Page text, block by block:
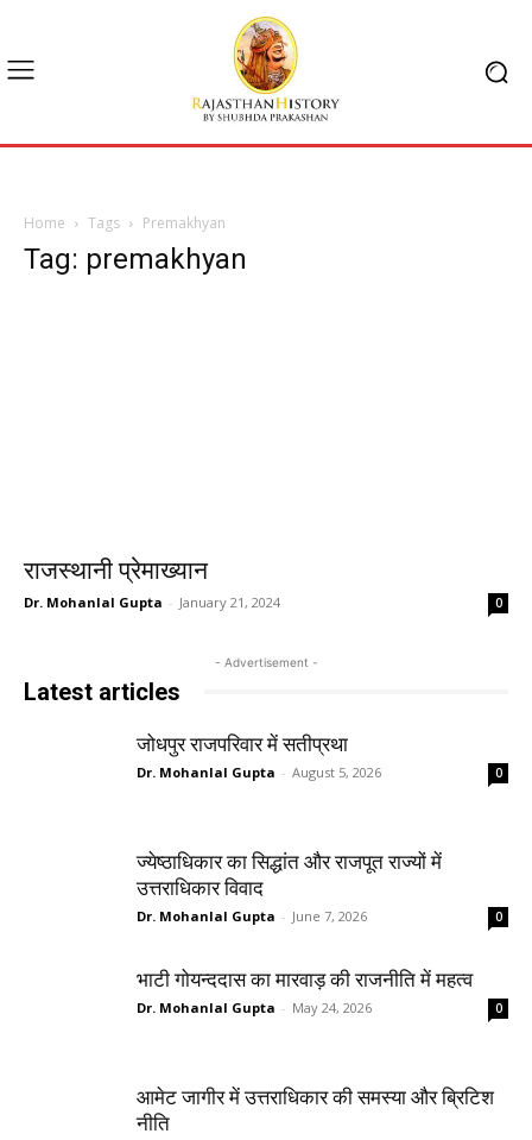
Home Tags Premakhyan
Tag: premakhyan
राजस्थानी प्रेमाख्यान
Dr. Mohanlal Gupta - January 21, 2024 0
- Advertisement -
Latest articles
जोधपुर राजपरिवार में सतीप्रथा
Dr. Mohanlal Gupta - August 5, 2026 0
ज्येष्ठाधिकार का सिद्धांत और राजपूत राज्यों में
उत्तराधिकार विवाद
Dr. Mohanlal Gupta - June 7, 2026 0
भाटी गोयन्ददास का मारवाड़ की राजनीति में महत्व
Dr. Mohanlal Gupta - May 24, 2026 0
आमेट जागीर में उत्तराधिकार की समस्या और ब्रिटिश
नीति